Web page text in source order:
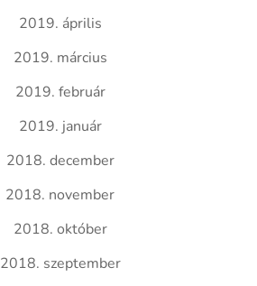
2019. április
2019. március
2019. február
2019. január
2018. december
2018. november
2018. október
2018. szeptember